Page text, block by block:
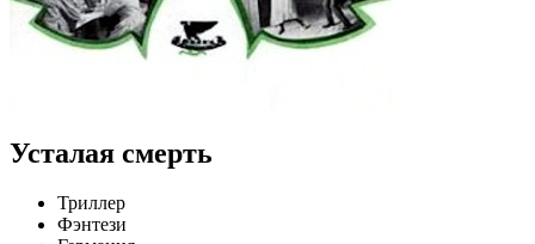
Усталая смерть
Триллер
Фэнтези